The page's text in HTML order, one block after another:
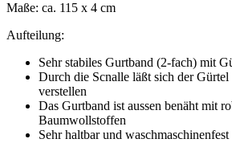
Maße: ca. 115 x 4 cm
Aufteilung:
Sehr stabiles Gurtband (2-fach) mit
Durch die Scnalle läßt sich der
verstellen
Das Gurtband ist aussen benäht mit
Baumwollstoffen
Sehr haltbar und waschmaschinenfest